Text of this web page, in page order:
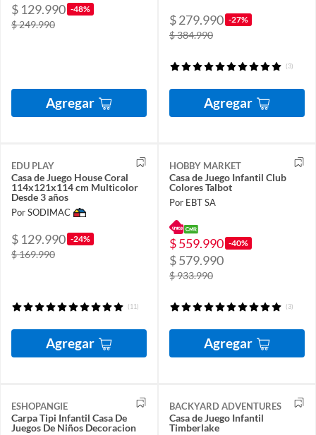
$ 129.990 -48%
$ 249.990
Agregar
$ 279.990 -27%
$ 384.990
(3)
Agregar
EDU PLAY
Casa de Juego House Coral
114x121x114 cm Multicolor
Desde 3 años
Por SODIMAC
$ 129.990 -24%
$ 169.990
(11)
Agregar
HOBBY MARKET
Casa de Juego Infantil Club
Colores Talbot
Por EBT SA
$ 559.990 -40%
$ 579.990
$ 933.990
(3)
Agregar
ESHOPANGIE
Carpa Tipi Infantil Casa De
Juegos De Niños Decoracion
BACKYARD ADVENTURES
Casa de Juego Infantil
Timberlake